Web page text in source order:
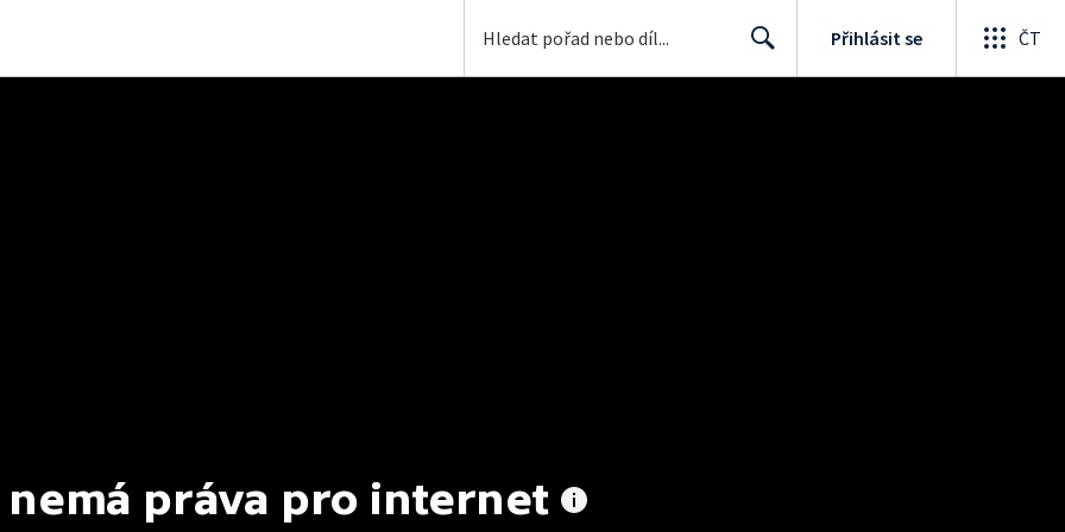
Přihlásit se ČT
nemá práva pro internet